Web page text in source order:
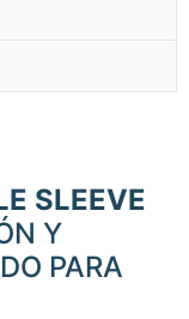
SLEEVE
Y
PARA